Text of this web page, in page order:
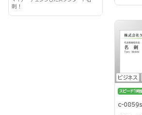
刺！
ビジネス
スピード1時
c-0859s